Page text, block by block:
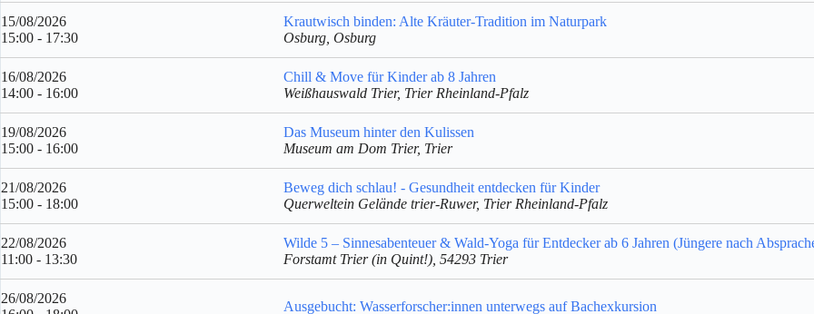
15/08/2026
15:00 - 17:30
Krautwisch binden: Alte Kräuter-Tradition im Naturpark
Osburg, Osburg
16/08/2026
14:00 - 16:00
Chill & Move für Kinder ab 8 Jahren
Weißhauswald Trier, Trier Rheinland-Pfalz
19/08/2026
15:00 - 16:00
Das Museum hinter den Kulissen
Museum am Dom Trier, Trier
21/08/2026
15:00 - 18:00
Beweg dich schlau! - Gesundheit entdecken für Kinder
Querweltein Gelände trier-Ruwer, Trier Rheinland-Pfalz
22/08/2026
11:00 - 13:30
Wilde 5 – Sinnesabenteuer & Wald-Yoga für Entdecker ab 6 Jahren (Jüngere nach
Forstamt Trier (in Quint!), 54293 Trier
26/08/2026
Ausgebucht: Wasserforscher:innen unterwegs auf Bachexkursion